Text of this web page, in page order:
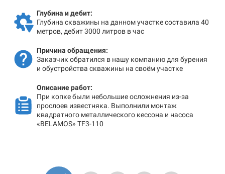
Глубина и дебит:
Глубина скважины на данном участке составила 40
метров, дебит 3000 литров в час
Причина обращения:
Заказчик обратился в нашу компанию для бурения
и обустройства скважины на своём участке
Описание работ:
При копке были небольшие осложнения из-за
прослоев известняка. Выполнили монтаж
квадратного металлического кессона и насоса
«BELAMOS» TF3-110